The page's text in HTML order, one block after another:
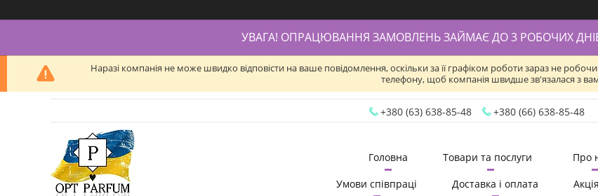
УВАГА! ОПРАЦЮВАННЯ ЗАМОВЛЕНЬ ЗАЙМАЄ ДО 3 РОБОЧИХ
Наразі компанія не може швидко відповісти на ваше повідомлення, оскільки за її графіком роботи зараз не
телефону, щоб компанія швидше зв'язалася з
+380 (63) 638-85-48 +380 (66) 638-85-48
Головна Товари та послуги
Про
Умови співпраці
Доставка і оплата